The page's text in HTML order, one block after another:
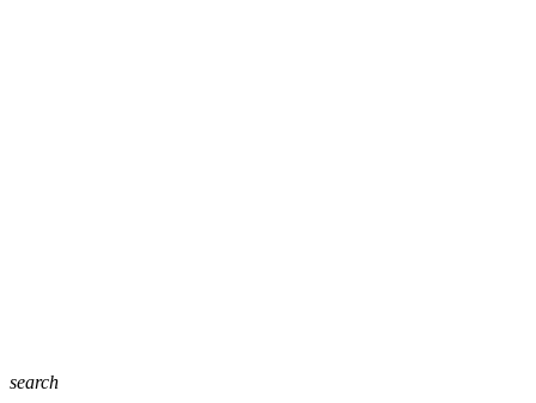
search